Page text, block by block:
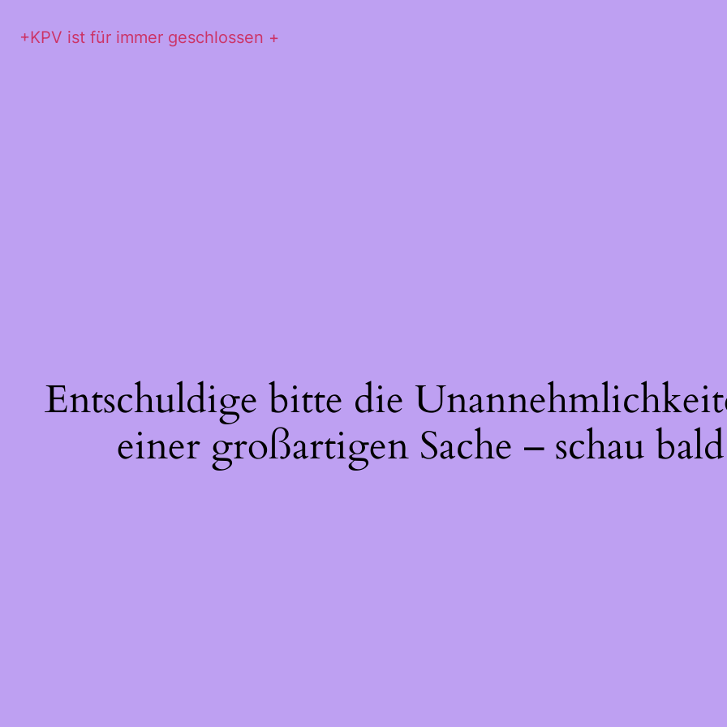
+KPV ist für immer geschlossen +
Entschuldige bitte die
einer großartigen Sache – schau